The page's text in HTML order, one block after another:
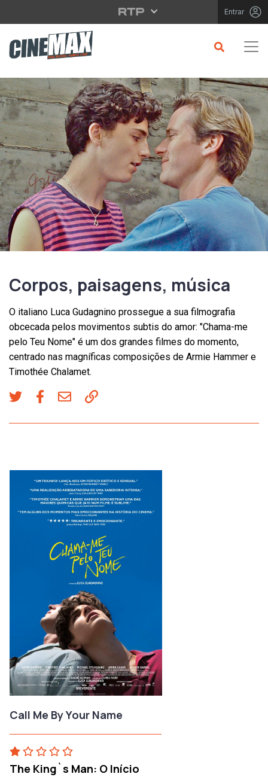
Saltar para o conteúdo principal Entrar
Corpos, paisagens, música
O italiano Luca Gudagnino prossegue a sua filmografia
obcecada pelos movimentos subtis do amor: "Chama-me
pelo Teu Nome" é um dos grandes filmes do momento,
centrado nas magníficas composições de Armie Hammer e
Timothée Chalamet.
Call Me By Your Name
The King`s Man: O Início